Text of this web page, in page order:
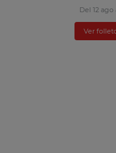
Del 12 ago
Ver